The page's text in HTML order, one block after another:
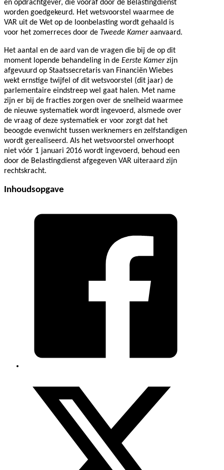
en opdrachtgever, die vooraf door de Belastingdienst
worden goedgekeurd. Het wetsvoorstel waarmee de
VAR uit de Wet op de loonbelasting wordt gehaald is
voor het zomerreces door de Tweede Kameraanvaard.
Het aantal en de aard van de vragen die bij de op dit
moment lopende behandeling in de Eerste Kamerzijn
afgevuurd op Staatssecretaris van Financiën Wiebes
wekt ernstige twijfel of dit wetsvoorstel (dit jaar) de
parlementaire eindstreep wel gaat halen. Met name
zijn er bij de fracties zorgen over de snelheid waarmee
de nieuwe systematiek wordt ingevoerd, alsmede over
de vraag of deze systematiek er voor zorgt dat het
beoogde evenwicht tussen werknemers en zelfstandigen
wordt gerealiseerd. Als het wetsvoorstel onverhoopt
niet vóór 1 januari 2016 wordt ingevoerd, behoud een
door de Belastingdienst afgegeven VAR uiteraard zijn
rechtskracht.
Inhoudsopgave